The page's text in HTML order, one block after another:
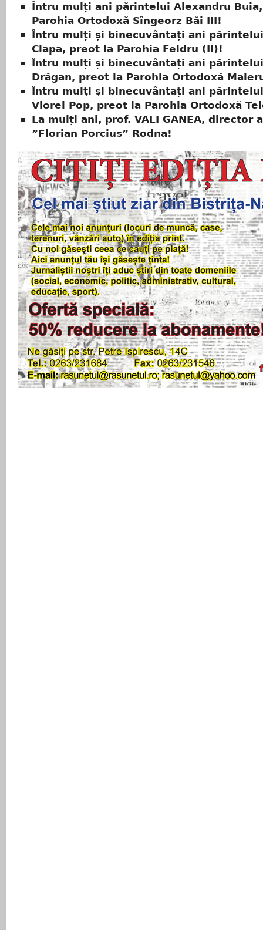
Întru mulți ani părintelui Alexandru
Parohia Ortodoxă Sîngeorz Băi III!
Întru mulți și binecuvântați ani
Clapa, preot la Parohia Feldru (II)!
Întru mulți și binecuvântați ani
Drăgan, preot la Parohia Ortodoxă
Întru mulţi şi binecuvântați ani
Viorel Pop, preot la Parohia Ortodoxă
La mulți ani, prof. VALI GANEA, director
”Florian Porcius” Rodna!